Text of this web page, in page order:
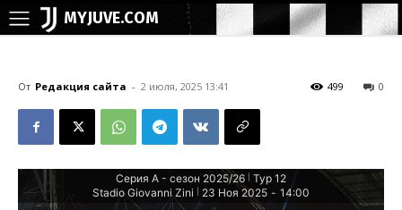
MYJUVE.COM
От Редакция сайта - 2 июля, 2025 13:41 0
499
Серия А - сезон 2025/26 Тур 12
Stadio Giovanni Zini
23 Ноя 2025 - 14:00